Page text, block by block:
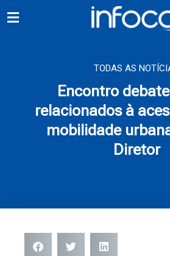
para
TODAS AS
Encontro
relacionados à
mobilidade
Diretor